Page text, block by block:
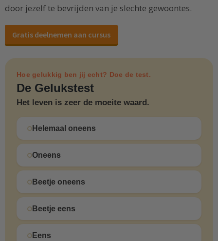
door jezelf te bevrijden van je slechte gewoontes.
Gratis deelnemen aan cursus
Hoe gelukkig ben jij echt? Doe de test.
De Gelukstest
Het leven is zeer de moeite waard.
Helemaal oneens
Oneens
Beetje oneens
Beetje eens
Eens